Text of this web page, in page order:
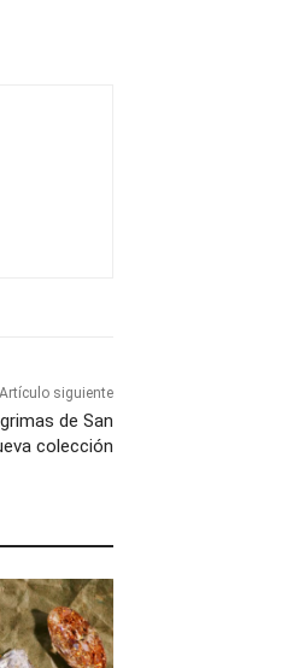
Artículo siguiente
de San
colección